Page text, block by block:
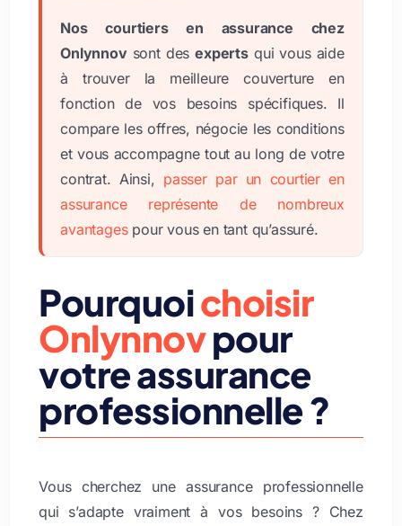
Nos courtiers en assurance chez
Onlynnovsont desexpertsqui vous aide
à trouver la meilleure couverture en
fonction de vos besoins spécifiques. Il
compare les offres, négocie les conditions
et vous accompagne tout au long de votre
contrat. Ainsi, passer par un courtier en
assurance représente de nombreux
avantagespour vous en tant qu’assuré.
Pourquoichoisir
Onlynnovpour
votre assurance
professionnelle ?
Vous cherchez une assurance professionnelle
qui s’adapte vraiment à vos besoins ? Chez